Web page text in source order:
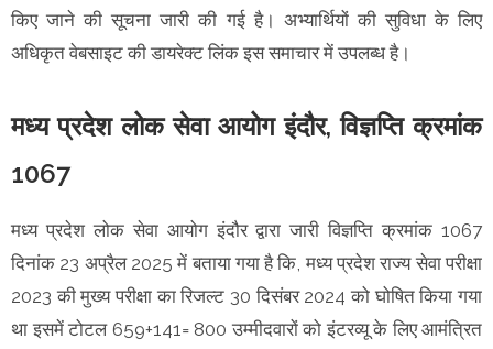
किए जाने की सूचना जारी की गई है। अभ्यार्थियों की सुविधा के लिए
अधिकृत वेबसाइट की डायरेक्ट लिंक इस समाचार में उपलब्ध है।
मध्य प्रदेश लोक सेवा आयोग इंदौर, विज्ञप्ति क्रमांक
1067
मध्य प्रदेश लोक सेवा आयोग इंदौर द्वारा जारी विज्ञप्ति क्रमांक 1067
दिनांक 23 अप्रैल 2025 में बताया गया है कि, मध्य प्रदेश राज्य सेवा परीक्षा
2023 की मुख्य परीक्षा का रिजल्ट 30 दिसंबर 2024 को घोषित किया गया
था इसमें टोटल 659+141= 800 उम्मीदवारों को इंटरव्यू के लिए आमंत्रित